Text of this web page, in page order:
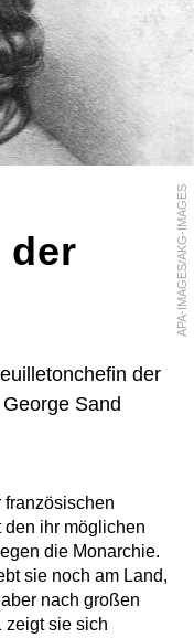
APA-IMAGES/AKG-IMAGES
der
der
Sand
französischen
den ihr möglichen
die Monarchie.
sie noch am Land,
nach großen
zeigt sie sich